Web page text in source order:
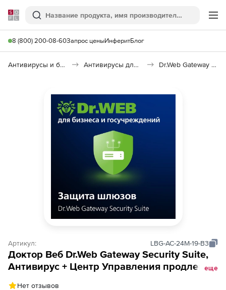
Softline
Поиск
8 (800) 200-08-60Запрос ценыИнферитБлог
Антивирусы и безопасность Антивирусы для организаций Dr.Web Gateway Security Suite
Артикул: LBG-AC-24M-19-B3
Доктор Веб Dr.Web Gateway Security Suite,
Антивирус + Центр Управления продление
еще
Нет отзывов